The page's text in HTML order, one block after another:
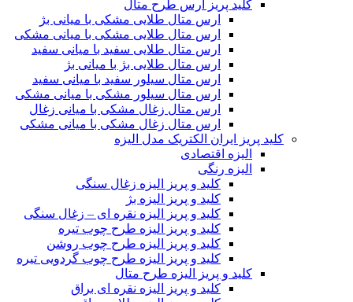
کلید پریز ارس طرح متال
ارس متال طلایی مشکی با میانی بژ
ارس متال طلایی مشکی با میانی مشکی
ارس متال طلایی سفید با میانی سفید
ارس متال طلایی بژ با میانی بژ
ارس متال سیلور سفید با میانی سفید
ارس متال سیلور مشکی با میانی مشکی
ارس متال زغال مشکی با میانی زغال
ارس متال زغال مشکی با میانی مشکی
کلید پریز ایران الکتریک مدل الیزه
الیزه اقتصادی
الیزه رنگی
کلید و پریز الیزه زغال سنگی
کلید و پریز الیزه بژ
کلید و پریز الیزه نقره ای – زغال سنگی
کلید و پریز الیزه طرح چوب تیره
کلید و پریز الیزه طرح چوب روشن
کلید و پریز الیزه طرح چوب گردویی تیره
کلید و پریز الیزه طرح متال
کلید و پریز الیزه نقره ای براق